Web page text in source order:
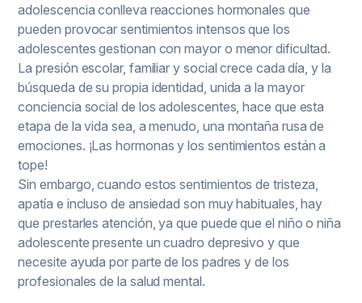
adolescencia conlleva reacciones hormonales que
pueden provocar sentimientos intensos que los
adolescentes gestionan con mayor o menor dificultad.
La presión escolar, familiar y social crece cada día, y la
búsqueda de su propia identidad, unida a la mayor
conciencia social de los adolescentes, hace que esta
etapa de la vida sea, a menudo, una montaña rusa de
emociones. ¡Las hormonas y los sentimientos están a
tope!
Sin embargo, cuando estos sentimientos de tristeza,
apatía e incluso de ansiedad son muy habituales, hay
que prestarles atención, ya que puede que el niño o niña
adolescente presente un cuadro depresivo y que
necesite ayuda por parte de los padres y de los
profesionales de la salud mental.